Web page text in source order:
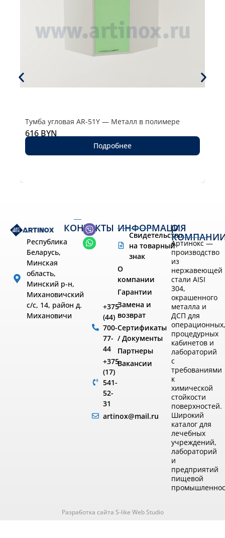
Тумба угловая AR-51Y — Металл в полимере
616 BYN
Подробнее
Республика
Беларусь,
Минская
область,
Минский р-н,
Михановичский
с/с, 14, район д.
Михановичи
КОНТАКТЫ
+375
(44)
700-
77-
44
+375
(17)
541-
52-
31
artinox@mail.ru
ИНФОРМАЦИЯ
Свидетельство
на товарный
знак
О
компании
Гарантии
Замена и
возврат
Сертификаты
/ Документы
Партнеры
Вакансии
О
Артинокс —
производство
из
нержавеющей
стали AISI
304,
окрашенного
металла и
ДСП для
операционных,
процедурных
кабинетов и
лабораторий
с
требованиями
к
химической
стойкости
поверхностей.
Широкий
каталог для
лечебных
учреждений,
лабораторий
и
предприятий
пищевой
Разработка сайта S-like Web Studio